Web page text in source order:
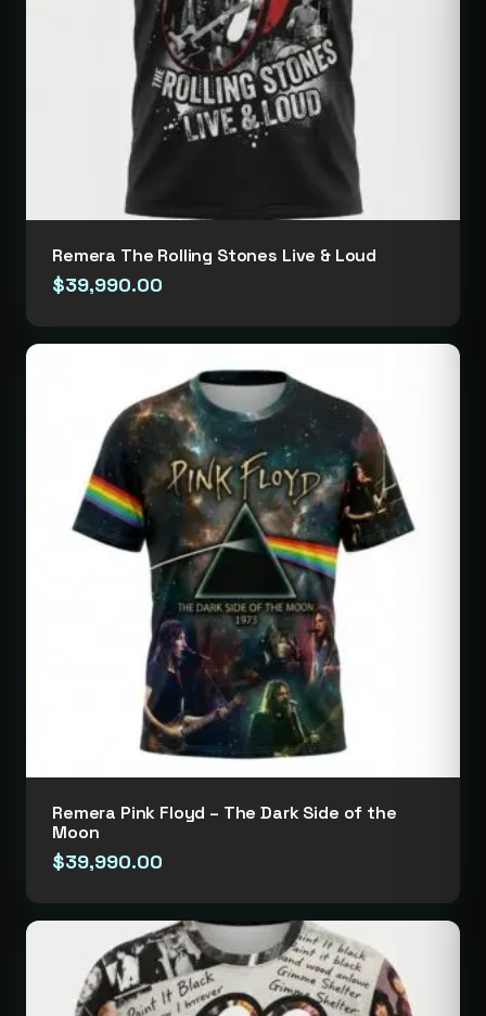
Remera The Rolling Stones Live & Loud
$39,990.00
Remera Pink Floyd – The Dark Side of the
Moon
$39,990.00